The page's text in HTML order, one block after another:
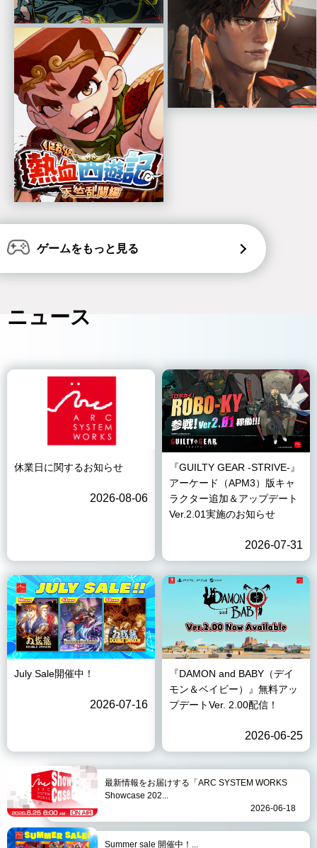
ゲームをもっと見る
ニュース
休業日に関するお知らせ
2026-08-06
『GUILTY GEAR -STRIVE-』
アーケード（APM3）版キャ
ラクター追加＆アップデート
Ver.2.01実施のお知らせ
2026-07-31
July Sale開催中！
2026-07-16
『DAMON and BABY（デイ
モン＆ベイビー）』無料アッ
プデートVer. 2.00配信！
2026-06-25
最新情報をお届けする「ARC SYSTEM WORKS
Showcase 202...
2026-06-18
Summer sale 開催中！...